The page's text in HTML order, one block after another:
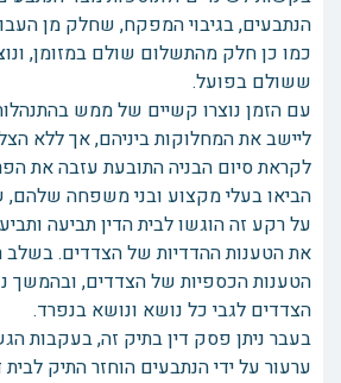
הנתבעים, בגיבוי המפקח, שחלק מן
כמו כן חלק מהתשלום שולם במזומן,
ששולם בפועל.
עם הזמן נוצרו קשיים של ממש
ליישב את המחלוקות ביניהם, אך ללא
לקראת סיום הבניה התובעת עזבה את
הביאו בעלי מקצוע ובני משפחה שלהם,
על רקע זה הוגשו לבית הדין תביעה
את הטענות ההדדיות של הצדדים. בשלב
הטענות הכספיות של הצדדים, ובהמשך
הצדדים לגבי כל נושא ונושא בנפרד.
בעבר ניתן פסק דין בתיק זה, בעקבות
ערעור על ידי הנתבעים הוחזר התיק